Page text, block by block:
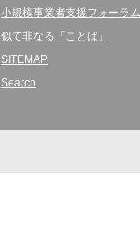
小規模事業者支援フォーラム
似て非なる「ことば」
SITEMAP
Search